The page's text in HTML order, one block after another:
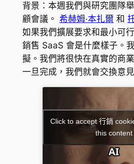
背景：本週我們與研究團隊
顧會議。 希赫姆·本扎爾 和
如果我們擴展要求和最小可
銷售 SaaS 會是什麼樣子。
擬。我們將很快在真實的商
一旦完成，我們就會交換意見
Click to accept 行銷
this content